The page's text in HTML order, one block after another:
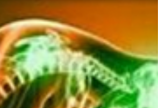
des sentiments piégée dans nos
traumatismes et nos blessures du
passé